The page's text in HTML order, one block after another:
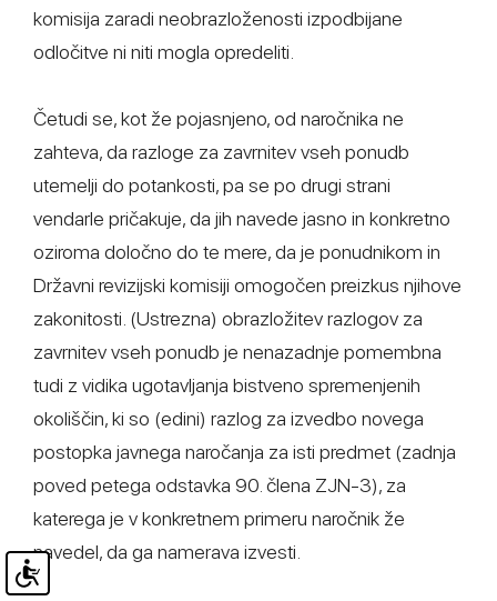
komisija zaradi neobrazloženosti izpodbijane
odločitve ni niti mogla opredeliti.
Četudi se, kot že pojasnjeno, od naročnika ne
zahteva, da razloge za zavrnitev vseh ponudb
utemelji do potankosti, pa se po drugi strani
vendarle pričakuje, da jih navede jasno in konkretno
oziroma določno do te mere, da je ponudnikom in
Državni revizijski komisiji omogočen preizkus njihove
zakonitosti. (Ustrezna) obrazložitev razlogov za
zavrnitev vseh ponudb je nenazadnje pomembna
tudi z vidika ugotavljanja bistveno spremenjenih
okoliščin, ki so (edini) razlog za izvedbo novega
postopka javnega naročanja za isti predmet (zadnja
poved petega odstavka 90. člena ZJN-3), za
katerega je v konkretnem primeru naročnik že
navedel, da ga namerava izvesti.